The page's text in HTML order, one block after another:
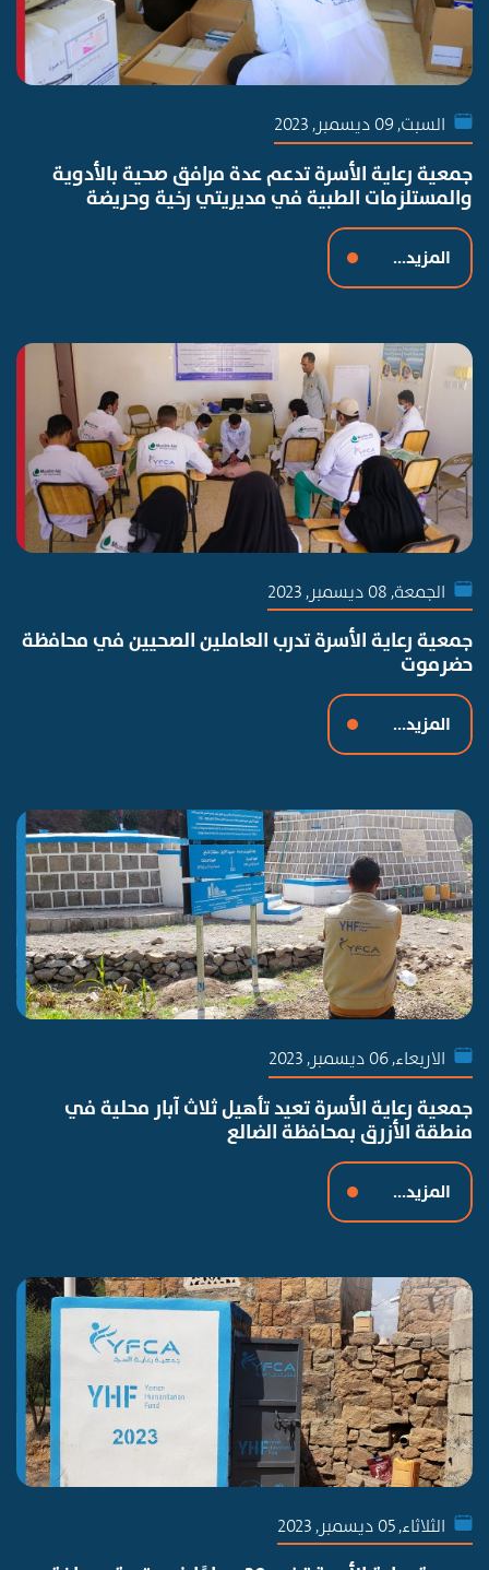
السبت, 09 ديسمبر, 2023
جمعية رعاية الأسرة تدعم عدة مرافق صحية بالأدوية
والمستلزمات الطبية في مديريتي رخية وحريضة
المزيد...
الجمعة, 08 ديسمبر, 2023
جمعية رعاية الأسرة تدرب العاملين الصحيين في محافظة
حضرموت
المزيد...
الاربعاء, 06 ديسمبر, 2023
جمعية رعاية الأسرة تعيد تأهيل ثلاث آبار محلية في
منطقة الأزرق بمحافظة الضالع
المزيد...
الثلاثاء, 05 ديسمبر, 2023